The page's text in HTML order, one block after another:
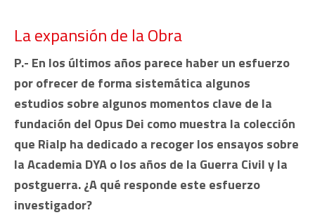
La expansión de la Obra
P.- En los últimos años parece haber un esfuerzo
por ofrecer de forma sistemática algunos
estudios sobre algunos momentos clave de la
fundación del Opus Dei como muestra la colección
que Rialp ha dedicado a recoger los ensayos sobre
la Academia DYA o los años de la Guerra Civil y la
postguerra. ¿A qué responde este esfuerzo
investigador?